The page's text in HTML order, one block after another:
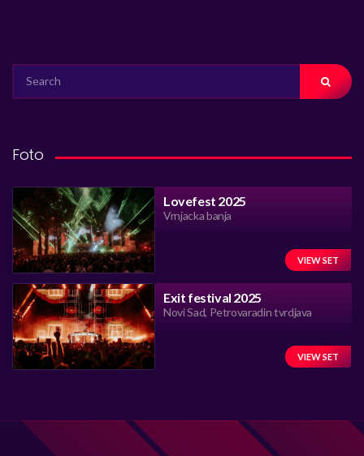
FOR:
Foto
Lovefest 2025
Vrnjacka banja
VIEW SET
Exit festival 2025
Novi Sad, Petrovaradin tvrdjava
VIEW SET